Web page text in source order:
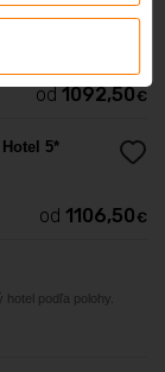
od 1092,50€
5*
od 1106,50 €
podľa polohy.